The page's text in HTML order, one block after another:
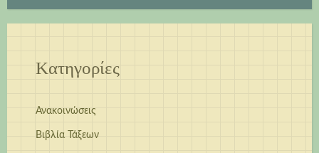
Kατηγορίες
Ανακοινώσεις
Βιβλία Τάξεων